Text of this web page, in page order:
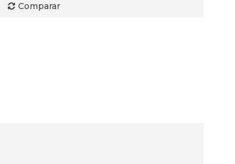
Comparar